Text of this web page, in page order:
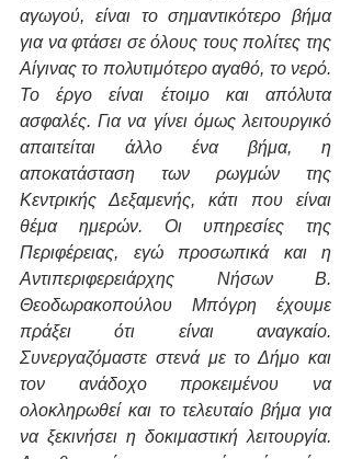
αγωγού, είναι το σημαντικότερο βήμα
για να φτάσει σε όλους τους πολίτες της
Αίγινας το πολυτιμότερο αγαθό, το νερό.
Το έργο είναι έτοιμο και απόλυτα
ασφαλές. Για να γίνει όμως λειτουργικό
απαιτείται άλλο ένα βήμα, η
αποκατάσταση των ρωγμών της
Κεντρικής Δεξαμενής, κάτι που είναι
θέμα ημερών. Οι υπηρεσίες της
Περιφέρειας, εγώ προσωπικά και η
Αντιπεριφερειάρχης Νήσων Β.
Θεοδωρακοπούλου Μπόγρη έχουμε
πράξει ότι είναι αναγκαίο.
Συνεργαζόμαστε στενά με το Δήμο και
τον ανάδοχο προκειμένου να
ολοκληρωθεί και το τελευταίο βήμα για
να ξεκινήσει η δοκιμαστική λειτουργία.